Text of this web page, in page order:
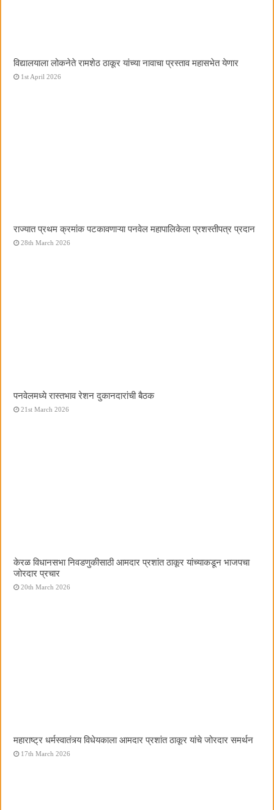
विद्यालयाला लोकनेते रामशेठ ठाकूर यांच्या नावाचा प्रस्ताव महासभेत येणार
1st April 2026
राज्यात प्रथम क्रमांक पटकावणाऱ्या पनवेल महापालिकेला प्रशस्तीपत्र प्रदान
28th March 2026
पनवेलमध्ये रास्तभाव रेशन दुकानदारांची बैठक
21st March 2026
केरळ विधानसभा निवडणुकीसाठी आमदार प्रशांत ठाकूर यांच्याकडून भाजपचा
जोरदार प्रचार
20th March 2026
महाराष्ट्र धर्मस्वातंत्र्य विधेयकाला आमदार प्रशांत ठाकूर यांचे जोरदार समर्थन
17th March 2026